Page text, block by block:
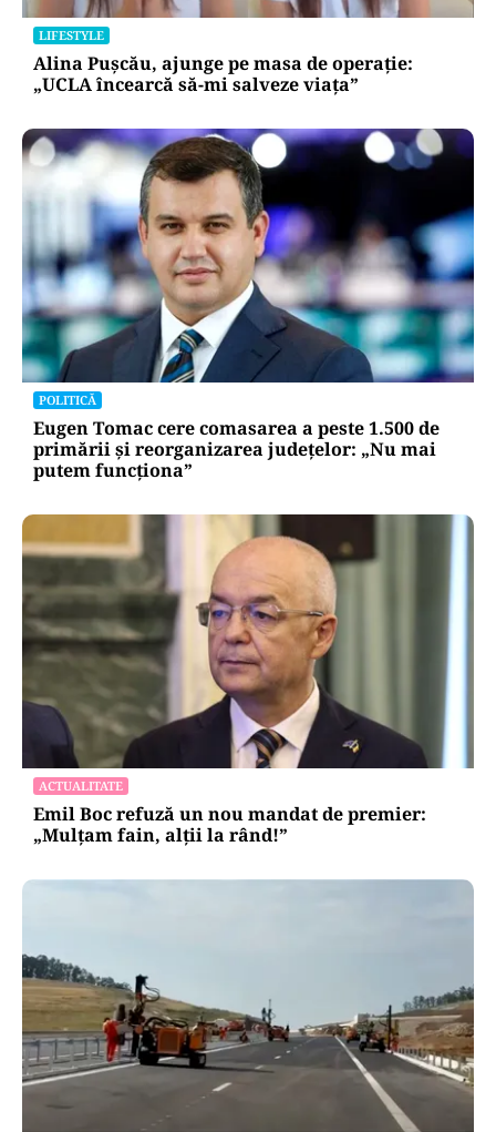
LIFESTYLE
Alina Pușcău, ajunge pe masa de operație:
„UCLA încearcă să-mi salveze viața”
POLITICĂ
Eugen Tomac cere comasarea a peste 1.500 de
primării și reorganizarea județelor: „Nu mai
putem funcționa”
ACTUALITATE
Emil Boc refuză un nou mandat de premier:
„Mulțam fain, alții la rând!”